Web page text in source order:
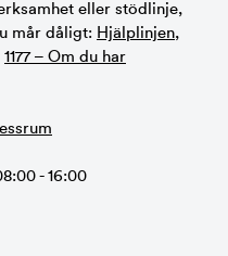
eller stödlinje,
mår dåligt: Hjälplinjen,
1177 – Om du har
- 16:00